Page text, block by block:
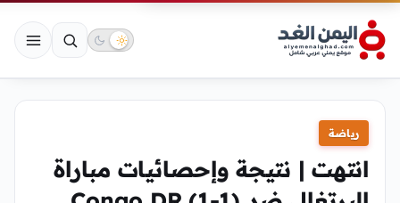
رياضة
انتهت | نتيجة وإحصائيات مباراة